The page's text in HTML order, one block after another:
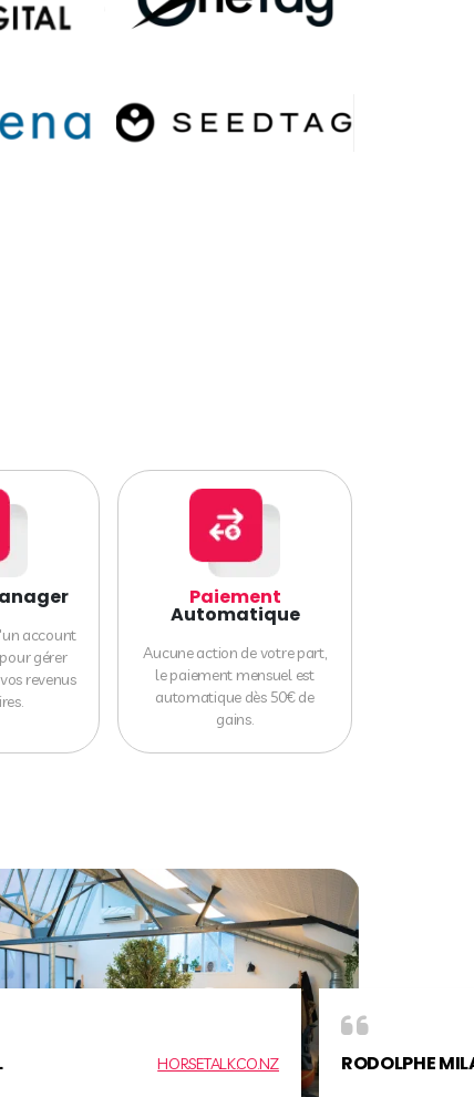
account
gérer
revenus
Paiement
Automatique
Aucune action de votre part,
le paiement mensuel est
automatique dès 50€ de
gains.
DAFONT.COM ALEXANDER